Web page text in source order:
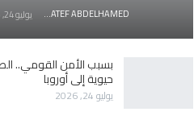
AWATEF ABDELHAMED يوليو 24, 2026
بسبب الأمن القومي..
حيوية إلى أوروبا
يوليو 24, 2026